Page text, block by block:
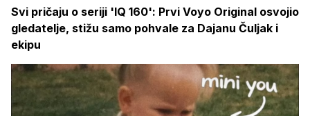
Svi pričaju o seriji 'IQ 160': Prvi Voyo Original osvojio
gledatelje, stižu samo pohvale za Dajanu Čuljak i
ekipu